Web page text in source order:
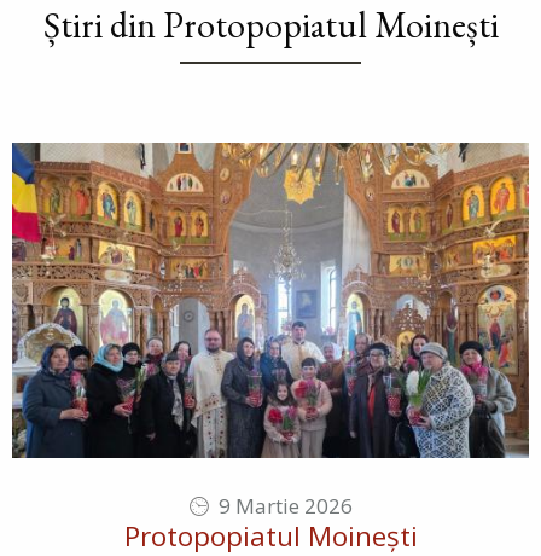
Știri din Protopopiatul Moinești
9 Martie 2026
Protopopiatul Moinești